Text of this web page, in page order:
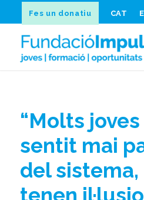
Fes un donatiu CAT
“Molts joves
sentit mai
del sistema,
tenen